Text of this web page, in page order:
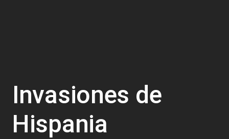
Invasiones de
Hispania